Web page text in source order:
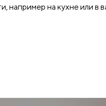
например на кухне или в